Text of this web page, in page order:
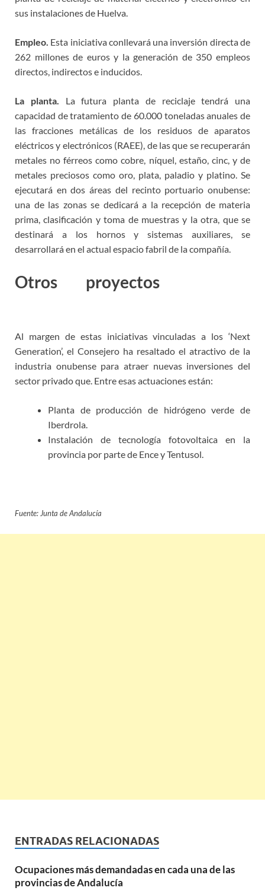
sus instalaciones de Huelva.
Empleo. Esta iniciativa conllevará una inversión directa de
262 millones de euros y la generación de 350 empleos
directos, indirectos e inducidos.
La planta. La futura planta de reciclaje tendrá una
capacidad de tratamiento de 60.000 toneladas anuales de
las fracciones metálicas de los residuos de aparatos
eléctricos y electrónicos (RAEE), de las que se recuperarán
metales no férreos como cobre, níquel, estaño, cinc, y de
metales preciosos como oro, plata, paladio y platino. Se
ejecutará en dos áreas del recinto portuario onubense:
una de las zonas se dedicará a la recepción de materia
prima, clasificación y toma de muestras y la otra, que se
destinará a los hornos y sistemas auxiliares, se
desarrollará en el actual espacio fabril de la compañía.
Otros proyectos
Al margen de estas iniciativas vinculadas a los ‘Next
Generation’, el Consejero ha resaltado el atractivo de la
industria onubense para atraer nuevas inversiones del
sector privado que. Entre esas actuaciones están:
Planta de producción de hidrógeno verde de
Iberdrola.
Instalación de tecnología fotovoltaica en la
provincia por parte de Ence y Tentusol.
Fuente: Junta de Andalucía
ENTRADAS RELACIONADAS
Ocupaciones más demandadas en cada una de las
provincias de Andalucía